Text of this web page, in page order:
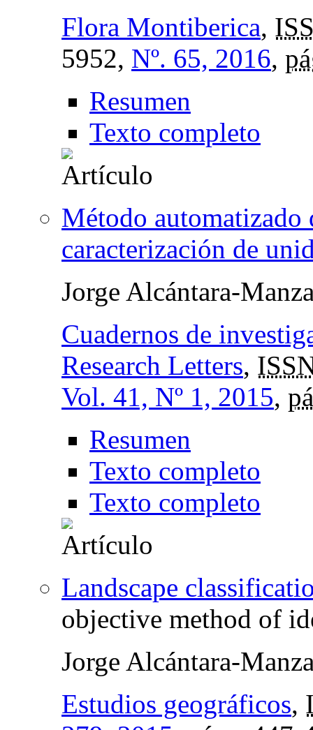
Flora Montiberica,
5952, Nº. 65, 2016,
Resumen
Texto completo
Método
caracterización de
Jorge Alcántara-
Cuadernos de
Research Letters,
Vol. 41, Nº 1, 2015,
Resumen
Texto completo
Texto completo
Landscape
objective method of
Jorge Alcántara-
Estudios geográficos,